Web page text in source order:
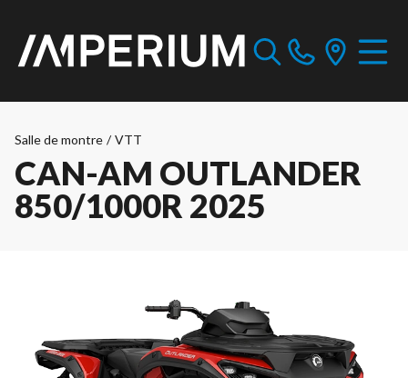
Salle de montre / VTT
CAN-AM OUTLANDER
850/1000R 2025